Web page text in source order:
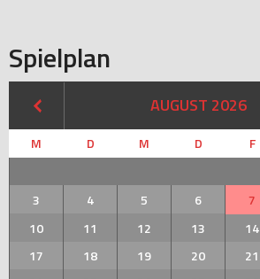
Spielplan
AUGUST 2026
M D M D F
3
4 5 6 7
10
11 12 13 14
17
18 19 20 21